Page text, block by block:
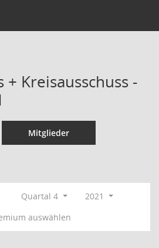
+ Kreisausschuss -
Mitglieder
Quartal 4
2021
auswählen